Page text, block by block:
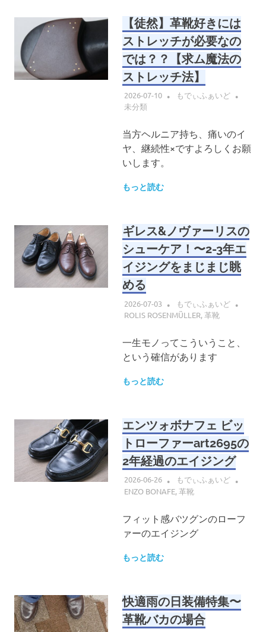
【徒然】革靴好きには
ストレッチが必要なの
では？？【求ム魔法の
ストレッチ法】
2026-07-10
もでぃふぁいど
未分類
当方ヘルニア持ち、痛いのイ
ヤ、継続性×ですよろしくお願
いします。
もっと読む
ギレス&ノヴァーリスの
シューケア！〜2-3年エ
イジングをまじまじ眺
める
2026-07-03
もでぃふぁいど
ROLIS ROSENMÜLLER,革靴
一生モノってこういうこと、
という確信があります
もっと読む
エンツォボナフェ ビッ
トローファーart2695の
2年経過のエイジング
2026-06-26
もでぃふぁいど
ENZO BONAFE,革靴
フィット感バツグンのローフ
ァーのエイジング
もっと読む
快適雨の日装備特集〜
革靴バカの場合